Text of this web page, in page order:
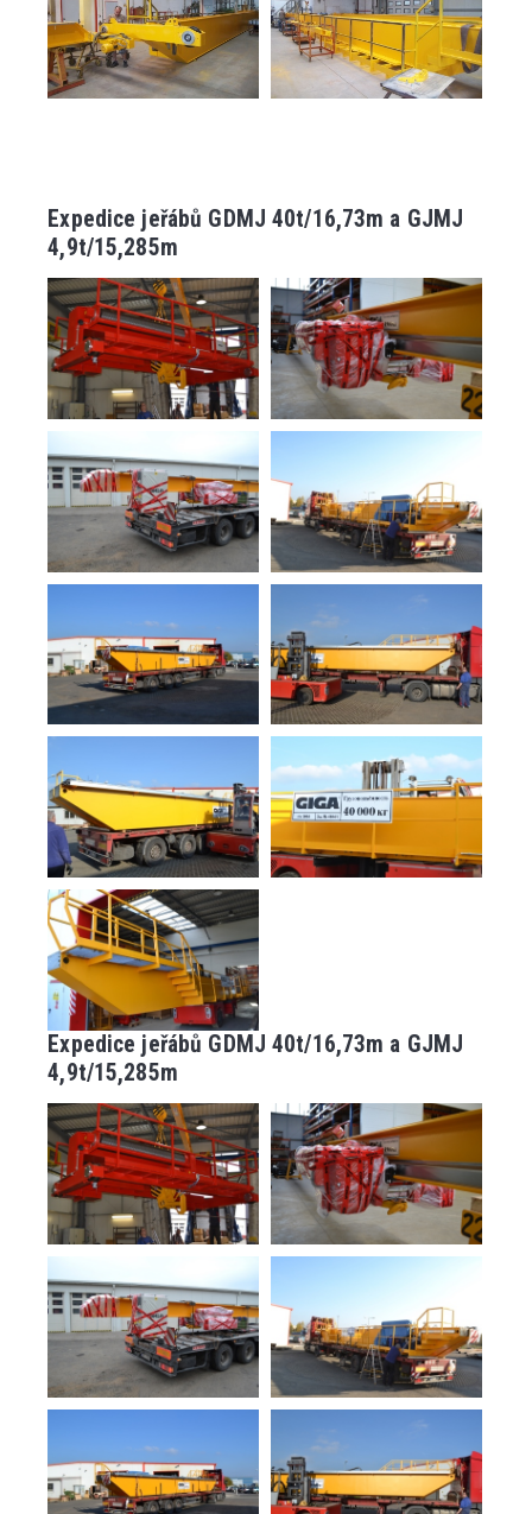
Expedice jeřábů GDMJ 40t/16,73m a GJMJ
4,9t/15,285m
Expedice jeřábů GDMJ 40t/16,73m a GJMJ
4,9t/15,285m